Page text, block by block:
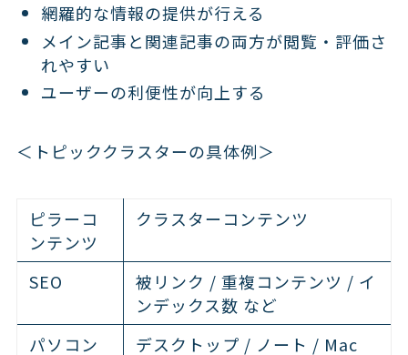
網羅的な情報の提供が行える
メイン記事と関連記事の両方が閲覧・評価さ
れやすい
ユーザーの利便性が向上する
＜トピッククラスターの具体例＞
ピラーコ
ンテンツ
クラスターコンテンツ
SEO
被リンク / 重複コンテンツ / イ
ンデックス数 など
パソコン
デスクトップ / ノート / Mac